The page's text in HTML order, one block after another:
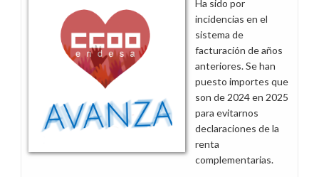
Ha sido por
incidencias en el
sistema de
facturación de años
anteriores. Se han
puesto importes que
son de 2024 en 2025
para evitarnos
declaraciones de la
renta
complementarias.